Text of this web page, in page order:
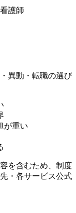
護師
異動・転職の選び
が重い
を含むため、制度
・各サービス公式